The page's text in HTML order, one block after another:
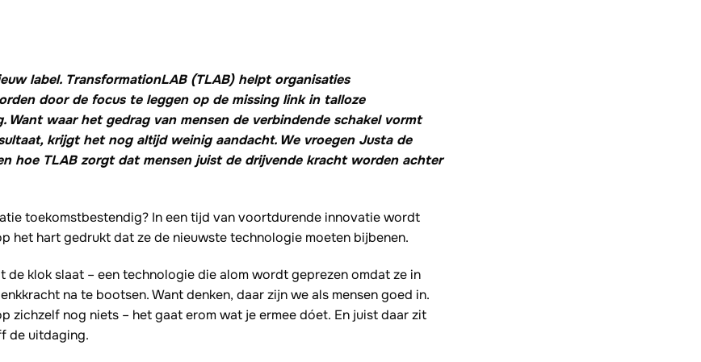
label. TransformationLAB (TLAB) helpt organisaties
door de focus te leggen op de missing link in talloze
Want waar het gedrag van mensen de verbindende schakel vormt
krijgt het nog altijd weinig aandacht. We vroegen Justa de
hoe TLAB zorgt dat mensen juist de drijvende kracht worden achter
toekomstbestendig? In een tijd van voortdurende innovatie wordt
het hart gedrukt dat ze de nieuwste technologie moeten bijbenen.
de klok slaat – een technologie die alom wordt geprezen omdat ze in
na te bootsen. Want denken, daar zijn we als mensen goed in.
zichzelf nog niets – het gaat erom wat je ermee dóet. En juist daar zit
de uitdaging.